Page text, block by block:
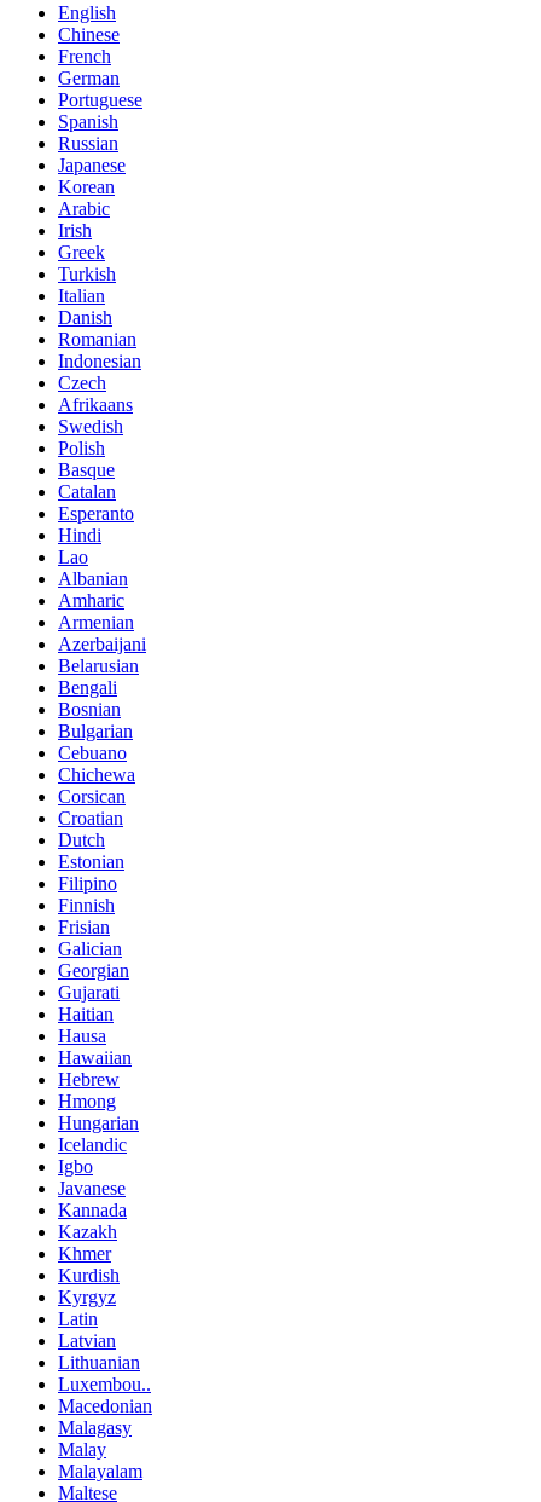
English
Chinese
French
German
Portuguese
Spanish
Russian
Japanese
Korean
Arabic
Irish
Greek
Turkish
Italian
Danish
Romanian
Indonesian
Czech
Afrikaans
Swedish
Polish
Basque
Catalan
Esperanto
Hindi
Lao
Albanian
Amharic
Armenian
Azerbaijani
Belarusian
Bengali
Bosnian
Bulgarian
Cebuano
Chichewa
Corsican
Croatian
Dutch
Estonian
Filipino
Finnish
Frisian
Galician
Georgian
Gujarati
Haitian
Hausa
Hawaiian
Hebrew
Hmong
Hungarian
Icelandic
Igbo
Javanese
Kannada
Kazakh
Khmer
Kurdish
Kyrgyz
Latin
Latvian
Lithuanian
Luxembou..
Macedonian
Malagasy
Malay
Malayalam
Maltese